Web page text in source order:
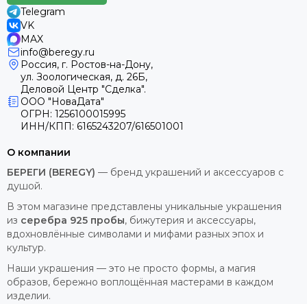
Telegram
VK
MAX
info@beregy.ru
Россия, г. Ростов-на-Дону,
ул. Зоологическая, д. 26Б,
Деловой Центр "Сделка".
ООО "НоваДата"
ОГРН: 1256100015995
ИНН/КПП: 6165243207/616501001
О компании
БЕРЕГИ (BEREGY) — бренд украшений и аксессуаров с
душой.
В этом магазине представлены уникальные украшения
из серебра 925 пробы, бижутерия и аксессуары,
вдохновлённые символами и мифами разных эпох и
культур.
Наши украшения — это не просто формы, а магия
образов, бережно воплощённая мастерами в каждом
изделии.